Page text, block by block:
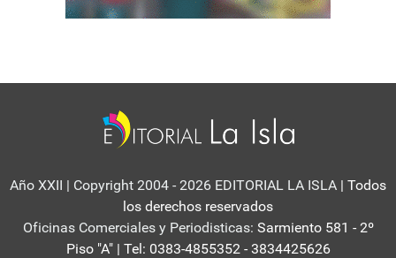
Año XXII | Copyright 2004 - 2026 EDITORIAL LA ISLA | Todos
los derechos reservados
Oficinas Comerciales y Periodisticas: Sarmiento 581 - 2º
Piso "A" | Tel: 0383-4855352 - 3834425626